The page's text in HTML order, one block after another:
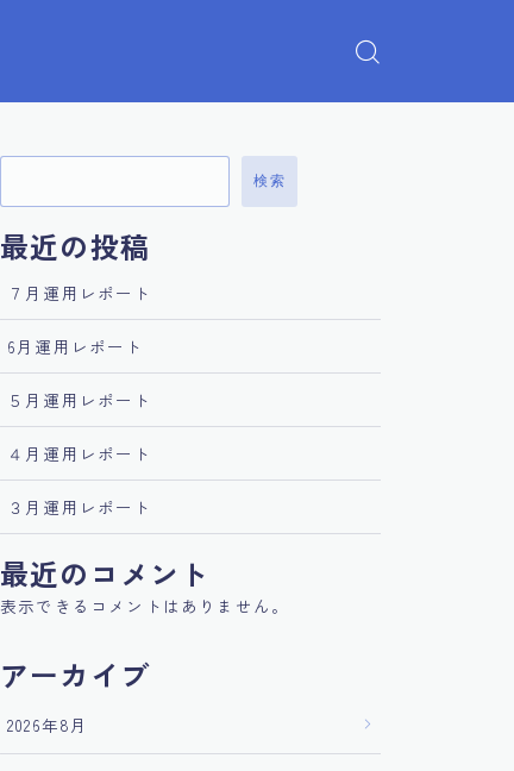
検索
最近の投稿
７月運用レポート
6月運用レポート
５月運用レポート
４月運用レポート
３月運用レポート
最近のコメント
表示できるコメントはありません。
アーカイブ
2026年8月